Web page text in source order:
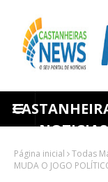
Página inicial Todas
MUDA O JOGO